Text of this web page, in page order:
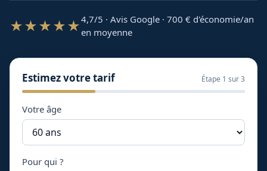
★★★★★4,7/5 · Avis Google · 700 € d'économie/an
en moyenne
Estimez votre tarif Étape 1 sur 3
Votre âge
Pour qui ?